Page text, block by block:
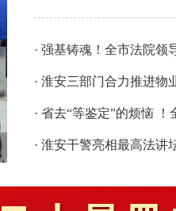
· 强基铸魂！全市法院领
· 淮安三部门合力推进物
· 省去“等鉴定”的烦恼
· 淮安干警亮相最高法讲